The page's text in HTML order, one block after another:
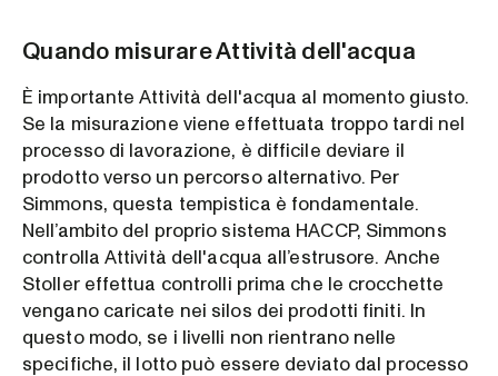
Quando misurare Attività dell'acqua
È importante Attività dell'acqua al momento giusto.
Se la misurazione viene effettuata troppo tardi nel
processo di lavorazione, è difficile deviare il
prodotto verso un percorso alternativo. Per
Simmons, questa tempistica è fondamentale.
Nell’ambito del proprio sistema HACCP, Simmons
controlla Attività dell'acqua all’estrusore. Anche
Stoller effettua controlli prima che le crocchette
vengano caricate nei silos dei prodotti finiti. In
questo modo, se i livelli non rientrano nelle
specifiche, il lotto può essere deviato dal processo